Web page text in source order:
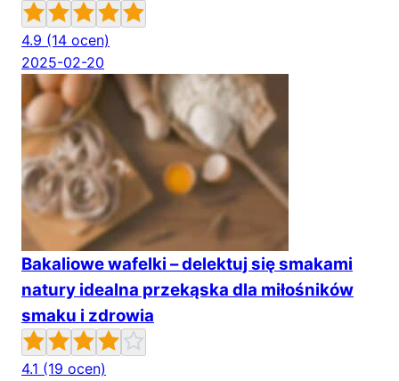
4.9 (14 ocen)
2025-02-20
Bakaliowe wafelki – delektuj się smakami
natury idealna przekąska dla miłośników
smaku i zdrowia
4.1 (19 ocen)